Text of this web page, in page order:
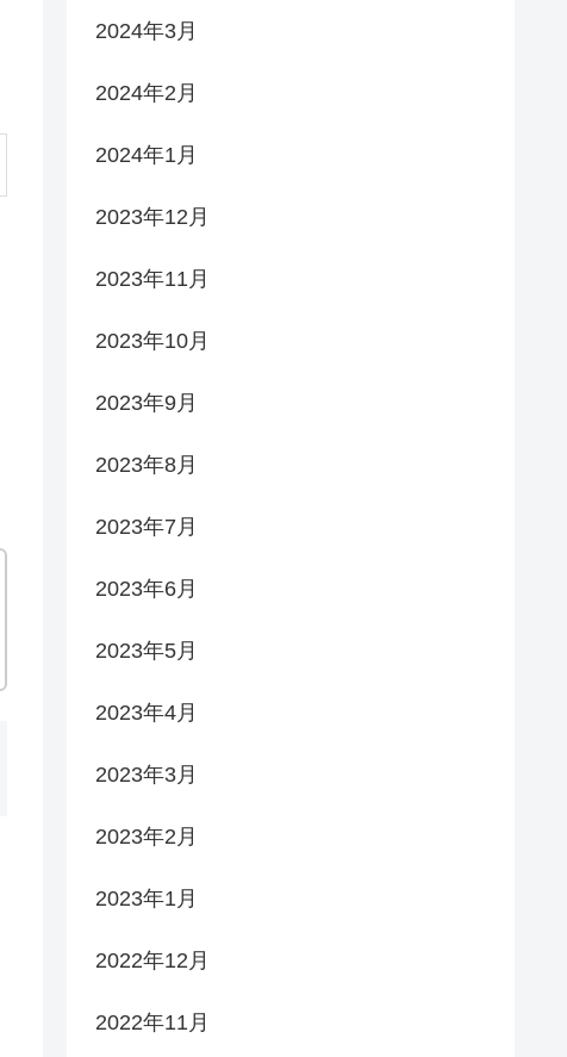
2024年3月
2024年2月
2024年1月
2023年12月
2023年11月
2023年10月
2023年9月
2023年8月
2023年7月
2023年6月
2023年5月
2023年4月
2023年3月
2023年2月
2023年1月
2022年12月
2022年11月